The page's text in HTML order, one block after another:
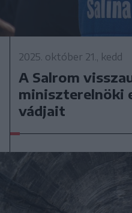
2025. október 21., kedd
A Salrom
miniszterelnöki
vádjait